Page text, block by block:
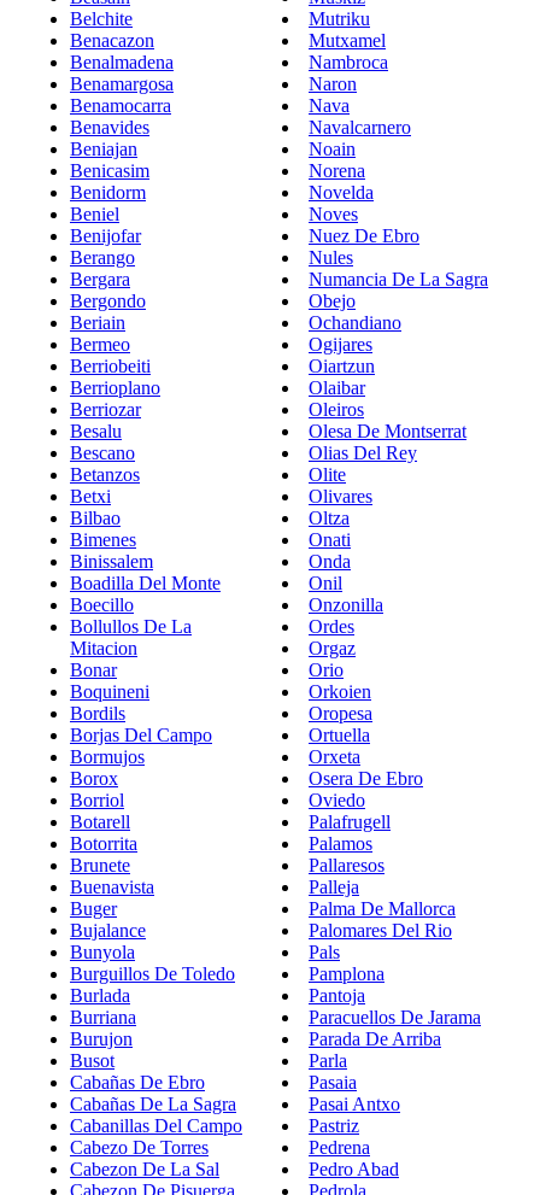
Belchite
Benacazon
Benalmadena
Benamargosa
Benamocarra
Benavides
Beniajan
Benicasim
Benidorm
Beniel
Benijofar
Berango
Bergara
Bergondo
Beriain
Bermeo
Berriobeiti
Berrioplano
Berriozar
Besalu
Bescano
Betanzos
Betxi
Bilbao
Bimenes
Binissalem
Boadilla Del Monte
Boecillo
Bollullos De La
Mitacion
Bonar
Boquineni
Bordils
Borjas Del Campo
Bormujos
Borox
Borriol
Botarell
Botorrita
Brunete
Buenavista
Buger
Bujalance
Bunyola
Burguillos De Toledo
Burlada
Burriana
Burujon
Busot
Cabañas De Ebro
Cabañas De La Sagra
Cabanillas Del Campo
Cabezo De Torres
Cabezon De La Sal
Cabezon De Pisuerga
Mutriku
Mutxamel
Nambroca
Naron
Nava
Navalcarnero
Noain
Norena
Novelda
Noves
Nuez De Ebro
Nules
Numancia De La Sagra
Obejo
Ochandiano
Ogijares
Oiartzun
Olaibar
Oleiros
Olesa De Montserrat
Olias Del Rey
Olite
Olivares
Oltza
Onati
Onda
Onil
Onzonilla
Ordes
Orgaz
Orio
Orkoien
Oropesa
Ortuella
Orxeta
Osera De Ebro
Oviedo
Palafrugell
Palamos
Pallaresos
Palleja
Palma De Mallorca
Palomares Del Rio
Pals
Pamplona
Pantoja
Paracuellos De Jarama
Parada De Arriba
Parla
Pasaia
Pasai Antxo
Pastriz
Pedrena
Pedro Abad
Pedrola